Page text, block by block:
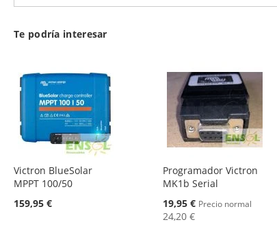
Te podría interesar
Victron BlueSolar
MPPT 100/50
159,95 €
Programador Victron
MK1b Serial
Oferta
19,95 € Precio normal
24,20 €